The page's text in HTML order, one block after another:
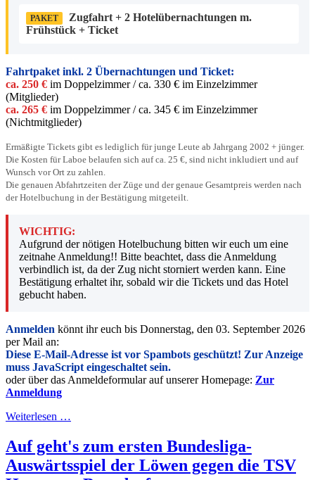
PAKET
Zugfahrt + 2 Hotelübernachtungen m.
Frühstück + Ticket
Fahrtpaket inkl. 2 Übernachtungen und Ticket:
ca. 250 € im Doppelzimmer / ca. 330 € im Einzelzimmer
(Mitglieder)
ca. 265 € im Doppelzimmer / ca. 345 € im Einzelzimmer
(Nichtmitglieder)
Ermäßigte Tickets gibt es lediglich für junge Leute ab Jahrgang 2002 + jünger.
Die Kosten für Laboe belaufen sich auf ca. 25 €, sind nicht inkludiert und auf
Wunsch vor Ort zu zahlen.
Die genauen Abfahrtzeiten der Züge und der genaue Gesamtpreis werden nach
der Hotelbuchung in der Bestätigung mitgeteilt.
WICHTIG:
Aufgrund der nötigen Hotelbuchung bitten wir euch um eine
zeitnahe Anmeldung!! Bitte beachtet, dass die Anmeldung
verbindlich ist, da der Zug nicht storniert werden kann. Eine
Bestätigung erhaltet ihr, sobald wir die Tickets und das Hotel
gebucht haben.
Anmelden könnt ihr euch bis Donnerstag, den 03. September 2026
per Mail an:
Diese E-Mail-Adresse ist vor Spambots geschützt! Zur Anzeige
muss JavaScript eingeschaltet sein.
oder über das Anmeldeformular auf unserer Homepage: Zur
Anmeldung
Weiterlesen …
Auf geht's zum ersten Bundesliga-
Auswärtsspiel der Löwen gegen die TSV